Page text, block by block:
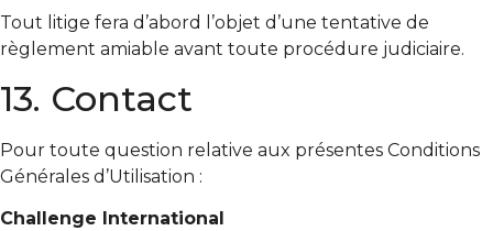
Tout litige fera d’abord l’objet d’une tentative de
règlement amiable avant toute procédure judiciaire.
13. Contact
Pour toute question relative aux présentes Conditions
Générales d’Utilisation :
Challenge International